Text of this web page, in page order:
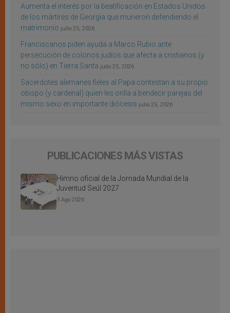
Aumenta el interés por la beatificación en Estados Unidos
de los mártires de Georgia que murieron defendiendo el
matrimonio julio 25, 2026
Franciscanos piden ayuda a Marco Rubio ante
persecución de colonos judíos que afecta a cristianos (y
no sólo) en Tierra Santa julio 25, 2026
Sacerdotes alemanes fieles al Papa contestan a su propio
obispo (y cardenal) quien les orilla a bendecir parejas del
mismo sexo en importante diócesis julio 25, 2026
PUBLICACIONES MÁS VISTAS
Himno oficial de la Jornada Mundial de la
Juventud Seúl 2027
3 Ago 2026